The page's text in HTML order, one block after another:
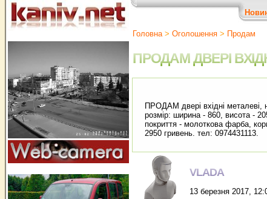
Головна> Оголошення > Продам
ПРОДАМ ДВЕРІ
ПРОДАМ двері вхідні металеві,
розмір: ширина - 860, висота -
покриття - молоткова фарба,
2950 гривень. тел: 0974431113.
VLADA
13 березня 2017,